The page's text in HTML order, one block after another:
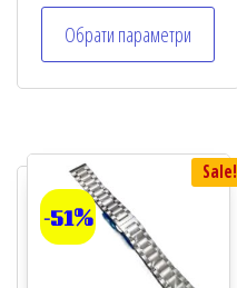
Обрати параметри
Sale!
-51%